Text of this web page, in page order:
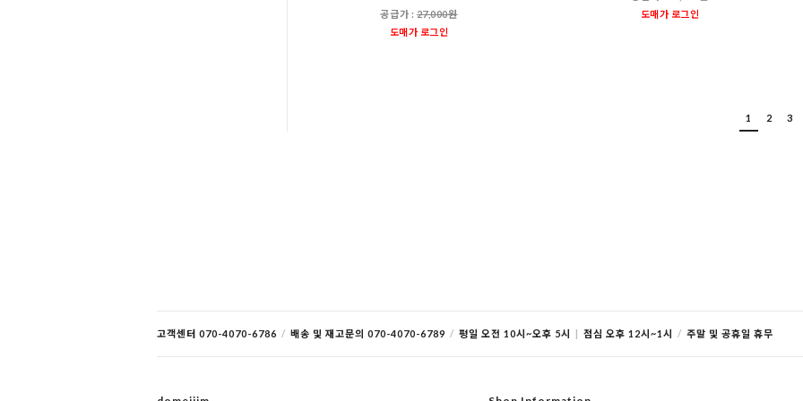
공급가 :27,000원
도매가 로그인
도매가 로그인
1 2 3
고객센터 070-4070-6786 / 배송 및 재고문의 070-4070-6789 / 평일 오전 10시~오후 5시 | 점심 오후 12시~1시 / 주말 및 공휴일 휴무